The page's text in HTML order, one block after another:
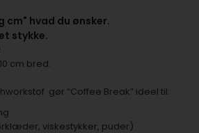
cm" hvad du ønsker.
stykke.
cm bred.
gør “Coffee Break” ideel til:
viskestykker, puder)